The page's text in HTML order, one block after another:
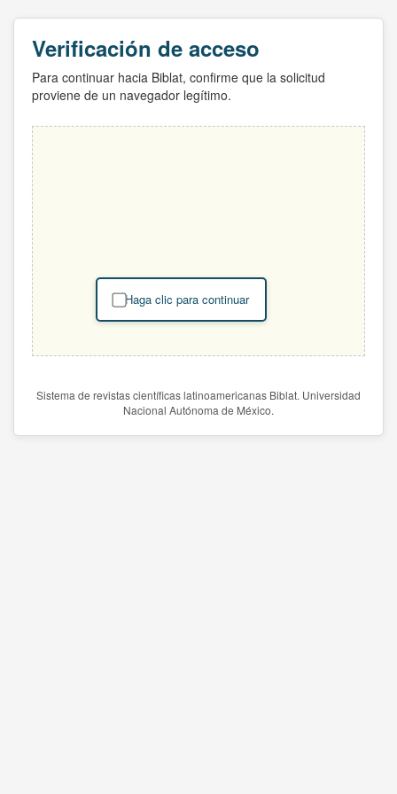
Verificación de acceso
Para continuar hacia Biblat, confirme que la solicitud
proviene de un navegador legítimo.
Haga clic para continuar
Sistema de revistas científicas latinoamericanas Biblat. Universidad
Nacional Autónoma de México.